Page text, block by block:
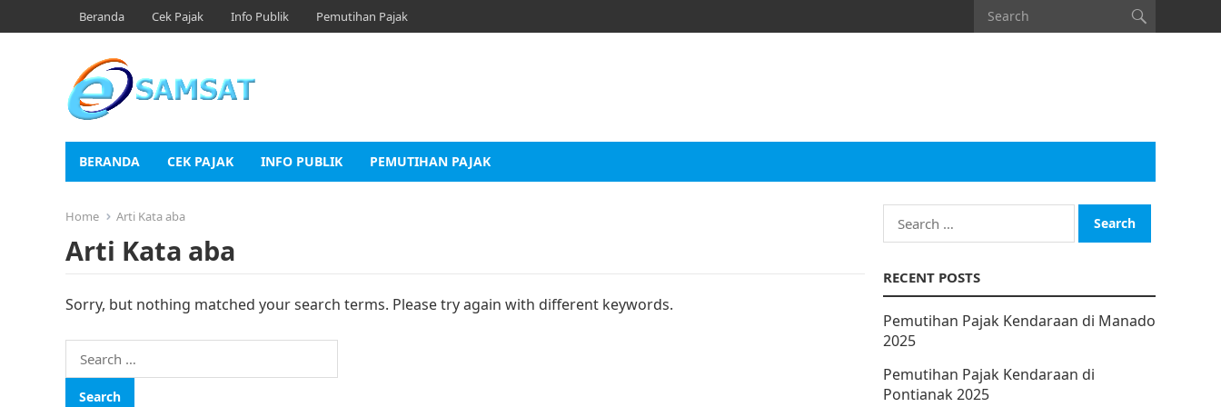
Beranda Cek Pajak Info Publik Pemutihan Pajak
BERANDA CEK PAJAK INFO PUBLIK PEMUTIHAN PAJAK
Home Arti Kata aba
Arti Kata aba
Sorry, but nothing matched your search terms. Please try again with different keywords.
Search
for:
Search
for:
RECENT POSTS
Pemutihan Pajak Kendaraan di Manado
2025
Pemutihan Pajak Kendaraan di
Pontianak 2025